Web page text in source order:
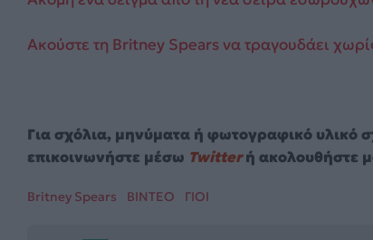
Ακούστε τη Britney Spears να τραγουδάει
Για σχόλια, μηνύματα ή φωτογραφικό υλικό
επικοινωνήστε μέσω Twitterή ακολουθήστε
Britney Spears ΒΙΝΤΕΟ ΓΙΟΙ